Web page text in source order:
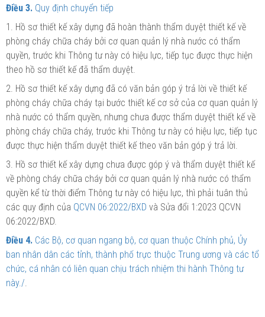
Điều 3. Quy định chuyển tiếp
1. Hồ sơ thiết kế xây dựng đã hoàn thành thẩm duyệt thiết kế về
phòng cháy chữa cháy bởi cơ quan quản lý nhà nước có thẩm
quyền, trước khi Thông tư này có hiệu lực, tiếp tục được thực hiện
theo hồ sơ thiết kế đã thẩm duyệt.
2. Hồ sơ thiết kế xây dựng đã có văn bản góp ý trả lời về thiết kế
phòng cháy chữa cháy tại bước thiết kế cơ sở của cơ quan quản lý
nhà nước có thẩm quyền, nhưng chưa được thẩm duyệt thiết kế về
phòng cháy chữa cháy, trước khi Thông tư này có hiệu lực, tiếp tục
được thực hiện thẩm duyệt thiết kế theo văn bản góp ý trả lời.
3. Hồ sơ thiết kế xây dựng chưa được góp ý và thẩm duyệt thiết kế
về phòng cháy chữa cháy bởi cơ quan quản lý nhà nước có thẩm
quyền kể từ thời điểm Thông tư này có hiệu lực, thì phải tuân thủ
các quy định của QCVN 06:2022/BXD và Sửa đổi 1:2023 QCVN
06:2022/BXD.
Điều 4. Các Bộ, cơ quan ngang bộ, cơ quan thuộc Chính phủ, Ủy
ban nhân dân các tỉnh, thành phố trực thuộc Trung ương và các tổ
chức, cá nhân có liên quan chịu trách nhiệm thi hành Thông tư
này./